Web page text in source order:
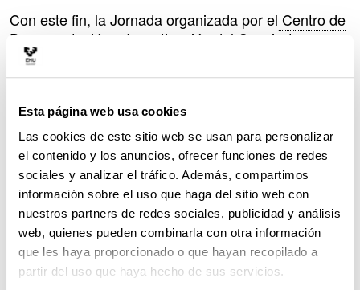
Esta página web usa cookies
Las cookies de este sitio web se usan para personalizar
el contenido y los anuncios, ofrecer funciones de redes
sociales y analizar el tráfico. Además, compartimos
información sobre el uso que haga del sitio web con
nuestros partners de redes sociales, publicidad y análisis
web, quienes pueden combinarla con otra información
que les haya proporcionado o que hayan recopilado a
partir del uso que haya hecho de sus servicios.
Con este fin, la Jornada organizada por el Centro de
Documentación e Investigación del Concierto
Económico y las Haciendas Forales (UPV/EHU)
Asociación para la promoción y difusión del
congregado a protagonistas de primer orden que
han participado de manera directa en las
negociaciones del cupo durante los últimos cuarenta
años. Para proporcionar una aproximación lo más
integral posible al tema, participarán representantes
técnicos y políticos de las principales instituciones
implicadas en las negociaciones del cupo: Estado,
Gobierno Vasco y Diputaciones. Además, para
completar el mapa del régimen foral, también se
incluye la perspectiva de Navarra.